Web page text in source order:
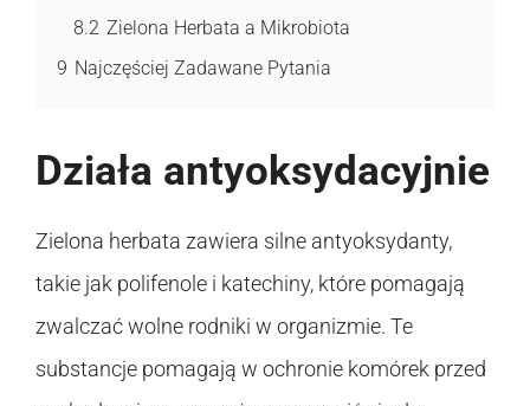
8.2 Zielona Herbata a Mikrobiota
9 Najczęściej Zadawane Pytania
Działa antyoksydacyjnie
Zielona herbata zawiera silne antyoksydanty,
takie jak polifenole i katechiny, które pomagają
zwalczać wolne rodniki w organizmie. Te
substancje pomagają w ochronie komórek przed